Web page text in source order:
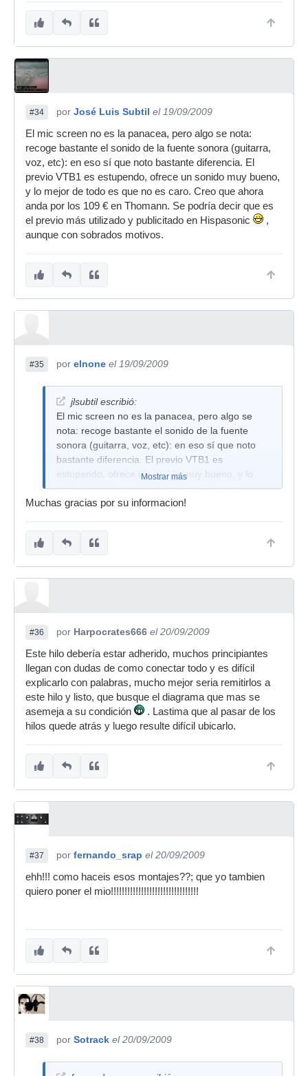
#34 por José Luis Subtil el 19/09/2009
El mic screen no es la panacea, pero algo se nota:
recoge bastante el sonido de la fuente sonora (guitarra,
voz, etc): en eso sí que noto bastante diferencia. El
previo VTB1 es estupendo, ofrece un sonido muy bueno,
y lo mejor de todo es que no es caro. Creo que ahora
anda por los 109 € en Thomann. Se podría decir que es
el previo más utilizado y publicitado en Hispasonic
,
aunque con sobrados motivos.
#35 por elnone el 19/09/2009
jlsubtil escribió:
El mic screen no es la panacea, pero algo se
nota: recoge bastante el sonido de la fuente
sonora (guitarra, voz, etc): en eso sí que noto
bastante diferencia. El previo VTB1 es
estupendo, ofrece un sonido muy bueno, y lo
mejor de todo es que no es caro. Creo que
ahora anda por los 109 € en Thomann. Se
sobrados motivos.
Mostrar más
Muchas gracias por su informacion!
#36 por Harpocrates666 el 20/09/2009
Este hilo debería estar adherido, muchos principiantes
llegan con dudas de como conectar todo y es difícil
explicarlo con palabras, mucho mejor seria remitirlos a
este hilo y listo, que busque el diagrama que mas se
asemeja a su condición
. Lastima que al pasar de los
hilos quede atrás y luego resulte difícil ubicarlo.
#37 por fernando_srap el 20/09/2009
ehh!!! como haceis esos montajes??; que yo tambien
quiero poner el mio!!!!!!!!!!!!!!!!!!!!!!!!!!!!!!!!
#38 por Sotrack el 20/09/2009